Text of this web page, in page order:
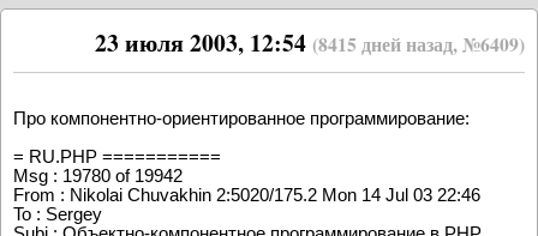
23 июля 2003, 12:54 (8415 дней назад, №6409)
Про компонентно-ориентированное программирование:
= RU.PHP ===========
Msg : 19780 of 19942
From : Nikolai Chuvakhin 2:5020/175.2 Mon 14 Jul 03 22:46
To : Sergey